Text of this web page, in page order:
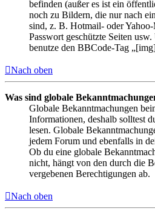
befinden (außer es ist ein
noch zu Bildern, die nur nach
sind, z. B. Hotmail- oder
Passwort geschützte Seiten
benutze den BBCode-Tag
Nach oben
Was sind globale
Globale Bekanntmachungen
Informationen, deshalb solltest
lesen. Globale
jedem Forum und ebenfalls in
Ob du eine globale
nicht, hängt von den durch die
vergebenen Berechtigungen ab.
Nach oben